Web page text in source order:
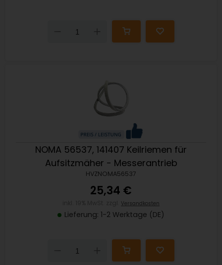
Down
NOMA 56537, 141407 Keilriemen für
Aufsitzmäher - Messerantrieb
HVZNOMA56537
25,34 €
Versandkosten
Lieferung: 1-2 Werktage (DE)
Down